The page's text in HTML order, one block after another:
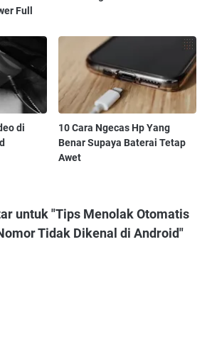
Full
di
10 Cara Ngecas Hp Yang
Benar Supaya Baterai Tetap
Awet
untuk "Tips Menolak Otomatis
Tidak Dikenal di Android"